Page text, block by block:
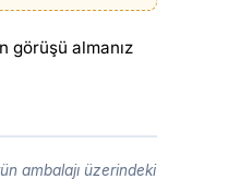
görüşü almanız
ambalajı üzerindeki